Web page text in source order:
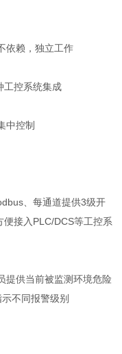
依赖，独立工作
工控系统集成
中控制
、每通道提供3级开
接入PLC/DCS等工控系
提供当前被监测环境危险
不同报警级别